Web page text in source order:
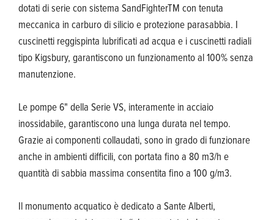
dotati di serie con sistema SandFighterTM con tenuta
meccanica in carburo di silicio e protezione parasabbia. I
cuscinetti reggispinta lubrificati ad acqua e i cuscinetti radiali
tipo Kigsbury, garantiscono un funzionamento al 100% senza
manutenzione.
Le pompe 6" della Serie VS, interamente in acciaio
inossidabile, garantiscono una lunga durata nel tempo.
Grazie ai componenti collaudati, sono in grado di funzionare
anche in ambienti difficili, con portata fino a 80 m3/h e
quantità di sabbia massima consentita fino a 100 g/m3.
Il monumento acquatico è dedicato a Sante Alberti,